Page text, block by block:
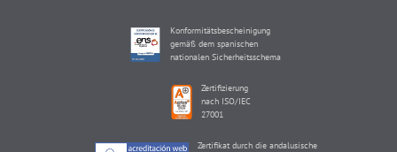
Konformitätsbescheinigung
gemäß dem spanischen
nationalen Sicherheitsschema
Zertifizierung
nach ISO/IEC
27001
Zertifikat durch die andalusische